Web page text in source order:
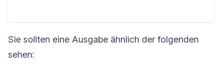
Sie sollten eine Ausgabe ähnlich der folgenden
sehen: